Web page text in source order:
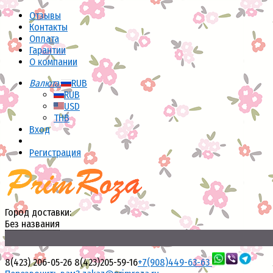
Отзывы
Контакты
Оплата
Гарантии
О компании
Валюта:
RUB
RUB
USD
THB
Вход
Регистрация
Город доставки:
Без названия
8(423) 206-05-26 8(423)205-59-16+7(908)449-63-63